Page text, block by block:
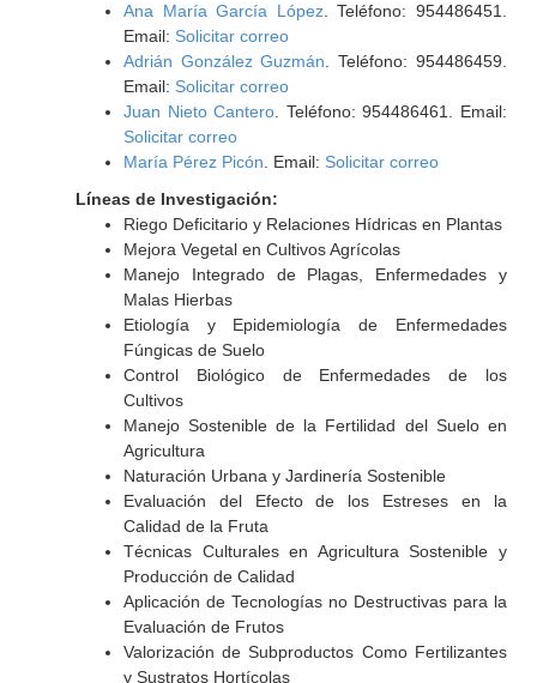
Ana María García López. Teléfono: 954486451.
Email: Solicitar correo
Adrián González Guzmán . Teléfono: 954486459.
Email: Solicitar correo
Juan Nieto Cantero . Teléfono: 954486461. Email:
Solicitar correo
María Pérez Picón . Email: Solicitar correo
Líneas de Investigación:
Riego Deficitario y Relaciones Hídricas en Plantas
Mejora Vegetal en Cultivos Agrícolas
Manejo Integrado de Plagas, Enfermedades y
Malas Hierbas
Etiología y Epidemiología de Enfermedades
Fúngicas de Suelo
Control Biológico de Enfermedades de los
Cultivos
Manejo Sostenible de la Fertilidad del Suelo en
Agricultura
Naturación Urbana y Jardinería Sostenible
Evaluación del Efecto de los Estreses en la
Calidad de la Fruta
Técnicas Culturales en Agricultura Sostenible y
Producción de Calidad
Aplicación de Tecnologías no Destructivas para la
Evaluación de Frutos
Valorización de Subproductos Como Fertilizantes
y Sustratos Hortícolas